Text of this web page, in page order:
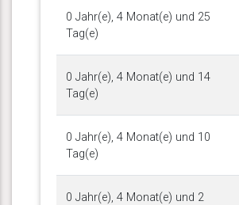
0 Jahr(e), 4 Monat(e) und 25
Tag(e)
0 Jahr(e), 4 Monat(e) und 14
Tag(e)
0 Jahr(e), 4 Monat(e) und 10
Tag(e)
0 Jahr(e), 4 Monat(e) und 2